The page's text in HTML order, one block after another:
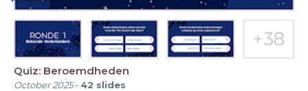
Quiz: Beroemdheden
October 2025- 42 slides